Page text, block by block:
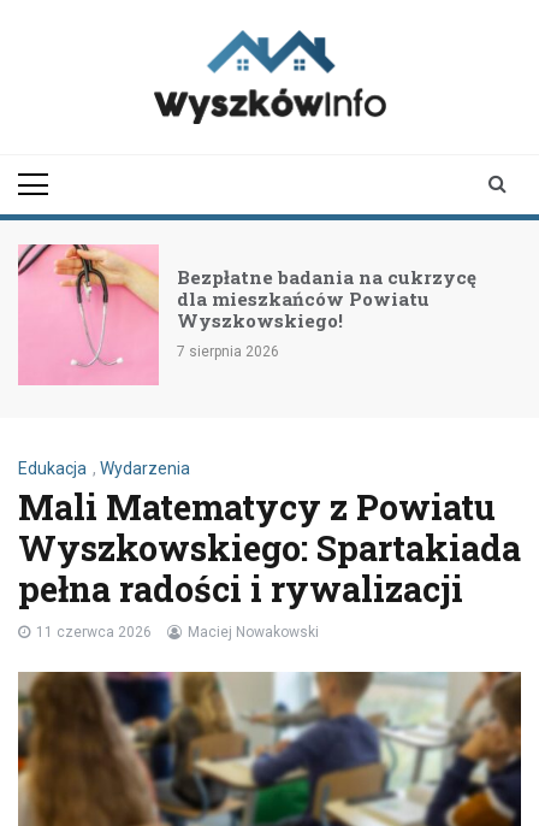
Bezpłatne badania na cukrzycę
dla mieszkańców Powiatu
Wyszkowskiego!
7 sierpnia 2026
Edukacja , Wydarzenia
Mali Matematycy z Powiatu
Wyszkowskiego: Spartakiada
pełna radości i rywalizacji
11 czerwca 2026 Maciej Nowakowski